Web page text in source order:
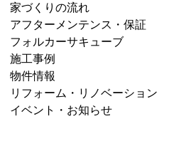
家づくりの流れ
アフターメンテンス・保証
フォルカーサキューブ
施工事例
物件情報
リフォーム・リノベーション
イベント・お知らせ